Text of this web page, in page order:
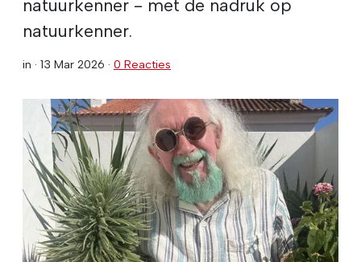
natuurkenner - met de nadruk op
natuurkenner.
in · 13 Mar 2026 · 0 Reacties